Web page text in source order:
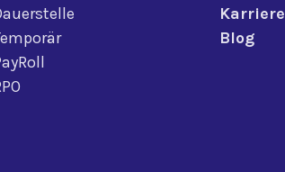
Karriere
Blog